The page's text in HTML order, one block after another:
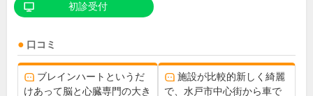
初診受付
口コミ
ブレインハートというだ
けあって脳と心臓専門の大き
施設が比較的新しく綺麗
で、水戸市中心街から車で